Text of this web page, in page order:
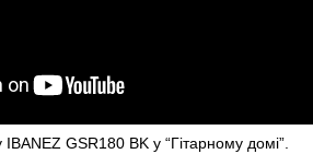
GSR180 BK у “Гітарному домі”.